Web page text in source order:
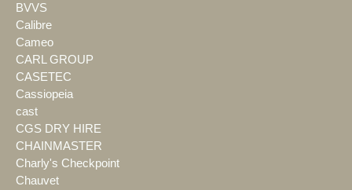
BVVS
Calibre
Cameo
CARL GROUP
CASETEC
Cassiopeia
cast
CGS DRY HIRE
CHAINMASTER
Charly's Checkpoint
Chauvet